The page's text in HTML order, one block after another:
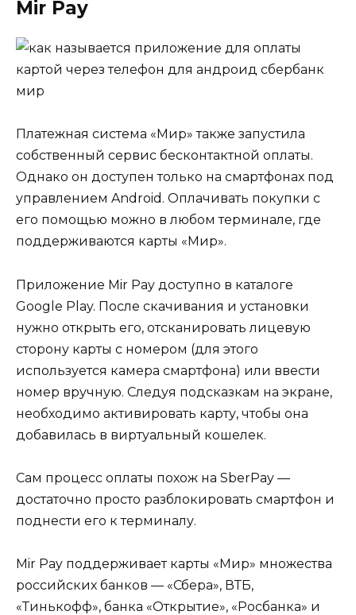
Mir Pay
Платежная система «Мир» также запустила
собственный сервис бесконтактной оплаты.
Однако он доступен только на смартфонах под
управлением Android. Оплачивать покупки с
его помощью можно в любом терминале, где
поддерживаются карты «Мир».
Приложение Mir Pay доступно в каталоге
Google Play. После скачивания и установки
нужно открыть его, отсканировать лицевую
сторону карты с номером (для этого
используется камера смартфона) или ввести
номер вручную. Следуя подсказкам на экране,
необходимо активировать карту, чтобы она
добавилась в виртуальный кошелек.
Сам процесс оплаты похож на SberPay —
достаточно просто разблокировать смартфон и
поднести его к терминалу.
Mir Pay поддерживает карты «Мир» множества
российских банков — «Сбера», ВТБ,
«Тинькофф», банка «Открытие», «Росбанка» и